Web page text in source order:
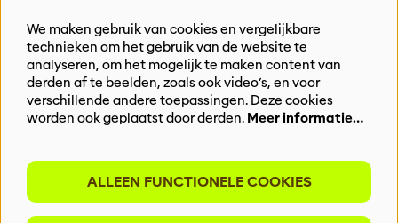
Privacy
BLIJF OP DE HOOGTE
Meld je aan voor onze nieuwsbrief
We maken gebruik van cookies en vergelijkbare
technieken om het gebruik van de website te
analyseren, om het mogelijk te maken content van
derden af te beelden, zoals ook video’s, en voor
verschillende andere toepassingen. Deze cookies
worden ook geplaatst door derden. Meer informatie…
ALLEEN FUNCTIONELE COOKIES